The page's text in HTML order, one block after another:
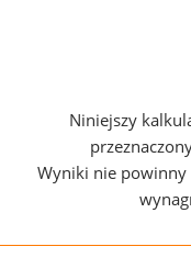
Niniejszy
Wyniki nie